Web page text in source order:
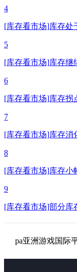
4
[库存看市场]库存处
5
[库存看市场]库存继
6
[库存看市场]库存拐
7
[库存看市场]库存消
8
[库存看市场]库存小
9
[库存看市场]部分库
pa亚洲游戏国际